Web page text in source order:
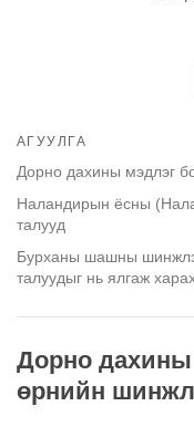
АГУУЛГА
Дорно дахины мэдлэг
Наландирын ёсны
талууд
Бурханы шашны
талуудыг нь ялгаж
Дорно
өрнийн